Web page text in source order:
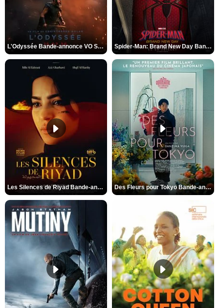
L'Odyssée Bande-annonce VO STFR Spider-Man: Brand New Day Bande-annonce VO STFR
Les Silences de Riyad Bande-annonce VO STFR Des Fleurs pour Tokyo Bande-annonce VO STFR